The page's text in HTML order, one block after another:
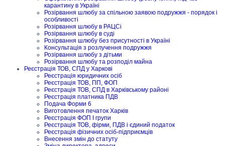
карантину в Україні
Розірвання шлюбу за спільною заявою подружжя - порядок і
особливості
Розірвання шлюбу в РАЦСі
Розірвання шлюбу в суді
Розірвання шлюбу без присутності в Україні
Консультація з розлучення подружжя
Розірвання шлюбу з дітьми
Розірвання шлюбу та розподіл майна
Реєстрація ТОВ, СПД у Харкові
Реєстрація юридичних осіб
Реєстрація ТОВ, ПП, ФОП
Реєстрація ТОВ, СПД в Харківському районі
Реєстрація платника ПДВ
Подача Форми 6
Виготовлення печаток Харків
Реєстрація ФОП I групи
Реєстрація ТОВ, фірми, ПДВ і єдиний податок
Реєстрація фізичних осіб-підприємців
Внесення змін до статуту